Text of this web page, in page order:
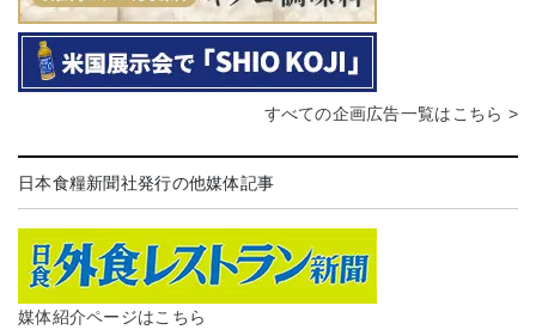
すべての企画広告一覧はこちら >
日本食糧新聞社発行の他媒体記事
媒体紹介ページはこちら